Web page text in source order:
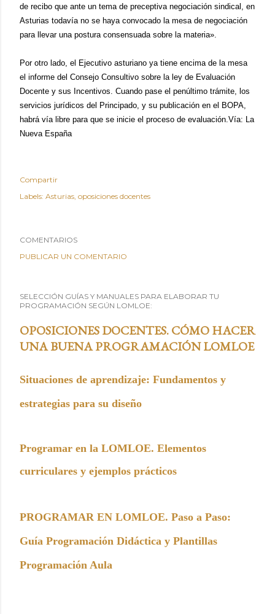
de recibo que ante un tema de preceptiva negociación sindical, en
Asturias todavía no se haya convocado la mesa de negociación
para llevar una postura consensuada sobre la materia».
Por otro lado, el Ejecutivo asturiano ya tiene encima de la mesa
el informe del Consejo Consultivo sobre la ley de Evaluación
Docente y sus Incentivos. Cuando pase el penúltimo trámite, los
servicios jurídicos del Principado, y su publicación en el BOPA,
habrá vía libre para que se inicie el proceso de evaluación. Vía: La
Nueva España
Compartir
Labels: Asturias oposiciones docentes
COMENTARIOS
PUBLICAR UN COMENTARIO
SELECCIÓN GUÍAS Y MANUALES PARA ELABORAR TU
PROGRAMACIÓN SEGÚN LOMLOE:
OPOSICIONES DOCENTES. CÓMO HACER
UNA BUENA PROGRAMACIÓN LOMLOE
Situaciones de aprendizaje: Fundamentos y
estrategias para su diseño
Programar en la LOMLOE. Elementos
curriculares y ejemplos prácticos
PROGRAMAR EN LOMLOE. Paso a Paso:
Guía Programación Didáctica y Plantillas
Programación Aula